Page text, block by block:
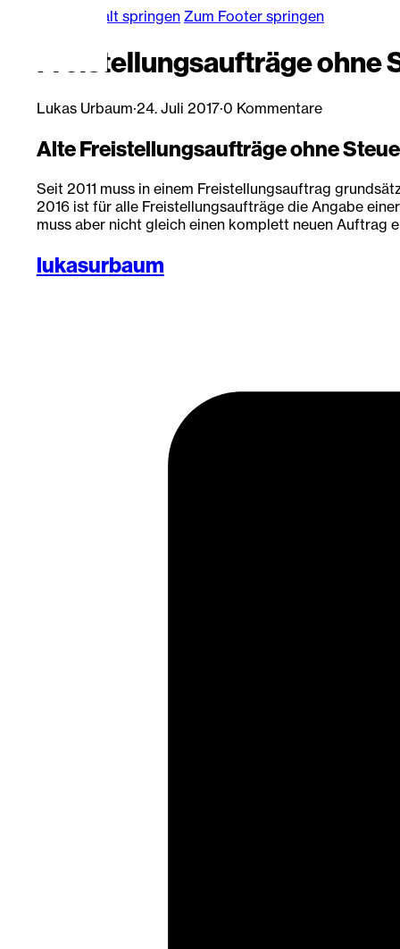
Zum Hauptinhalt springen Zum Footer springen
Freistellungsaufträge ohne
Lukas Urbaum·24. Juli 2017·0 Kommentare
Alte Freistellungsaufträge ohne
Seit 2011 muss in einem Freistellungsauftrag
2016 ist für alle Freistellungsaufträge die Angabe
muss aber nicht gleich einen komplett neuen Auftrag
lukasurbaum